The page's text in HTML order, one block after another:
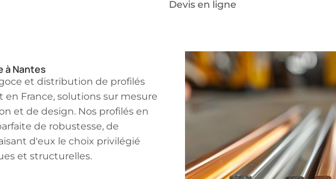
Devis en ligne
et aluminium
à Nantes
et distribution de profilés
France, solutions sur mesure
et de design. Nos profilés en
de robustesse, de
d'eux le choix privilégié
et structurelles.